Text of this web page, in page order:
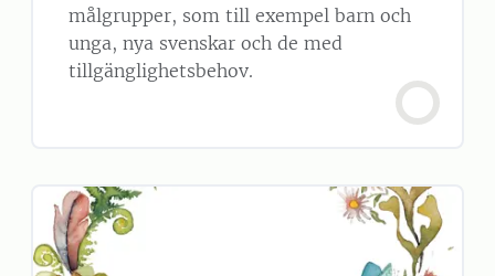
målgrupper, som till exempel barn och
unga, nya svenskar och de med
tillgänglighetsbehov.